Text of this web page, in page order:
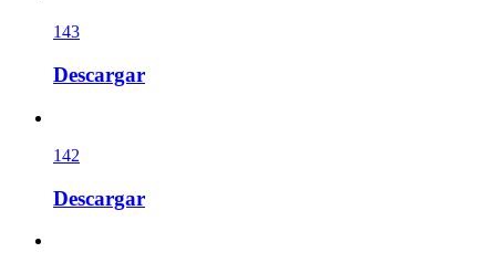
143
Descargar
142
Descargar